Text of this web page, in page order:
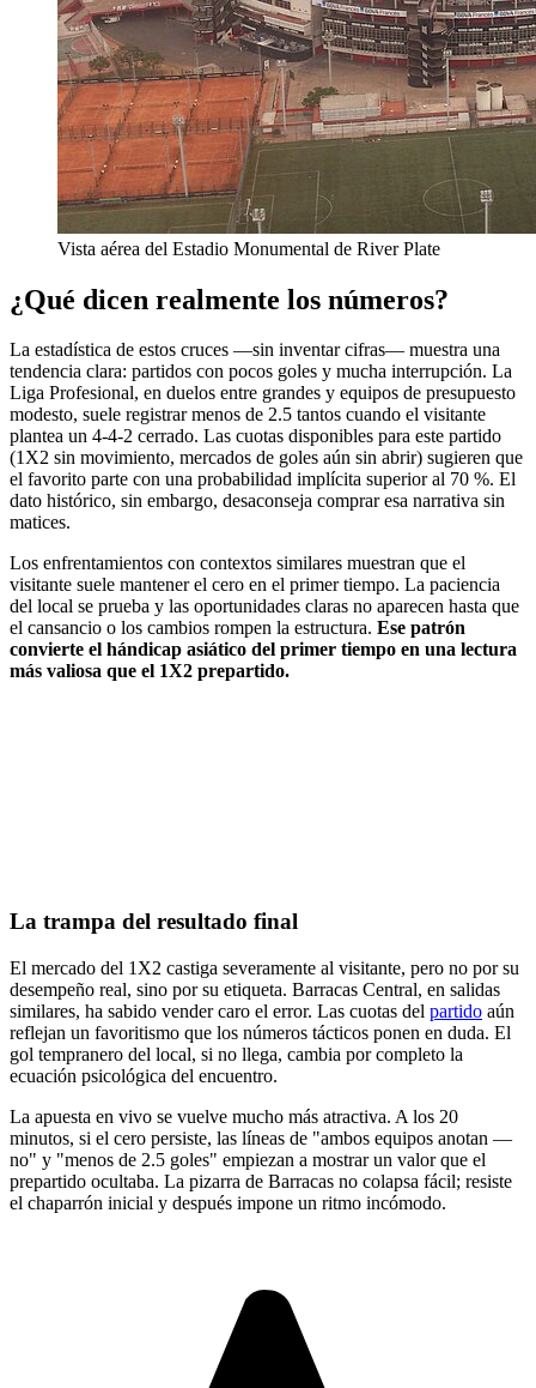
Vista aérea del Estadio Monumental de River Plate
¿Qué dicen realmente los números?
La estadística de estos cruces —sin inventar cifras— muestra una
tendencia clara: partidos con pocos goles y mucha interrupción. La
Liga Profesional, en duelos entre grandes y equipos de presupuesto
modesto, suele registrar menos de 2.5 tantos cuando el visitante
plantea un 4-4-2 cerrado. Las cuotas disponibles para este partido
(1X2 sin movimiento, mercados de goles aún sin abrir) sugieren que
el favorito parte con una probabilidad implícita superior al 70 %. El
dato histórico, sin embargo, desaconseja comprar esa narrativa sin
matices.
Los enfrentamientos con contextos similares muestran que el
visitante suele mantener el cero en el primer tiempo. La paciencia
del local se prueba y las oportunidades claras no aparecen hasta que
el cansancio o los cambios rompen la estructura. Ese patrón
convierte el hándicap asiático del primer tiempo en una lectura
más valiosa que el 1X2 prepartido.
La trampa del resultado final
El mercado del 1X2 castiga severamente al visitante, pero no por su
desempeño real, sino por su etiqueta. Barracas Central, en salidas
similares, ha sabido vender caro el error. Las cuotas del partido aún
reflejan un favoritismo que los números tácticos ponen en duda. El
gol tempranero del local, si no llega, cambia por completo la
ecuación psicológica del encuentro.
La apuesta en vivo se vuelve mucho más atractiva. A los 20
minutos, si el cero persiste, las líneas de "ambos equipos anotan —
no" y "menos de 2.5 goles" empiezan a mostrar un valor que el
prepartido ocultaba. La pizarra de Barracas no colapsa fácil; resiste
el chaparrón inicial y después impone un ritmo incómodo.